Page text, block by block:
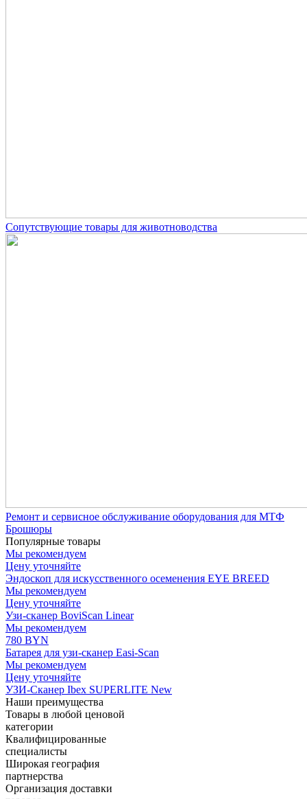
Сопутствующие товары для животноводства
Ремонт и сервисное обслуживание оборудования для МТФ
Брошюры
Популярные товары
Мы рекомендуем
Цену уточняйте
Эндоскоп для искусственного осеменения EYE BREED
Мы рекомендуем
Цену уточняйте
Узи-сканер BoviScan Linear
Мы рекомендуем
780 BYN
Батарея для узи-сканер Easi-Scan
Мы рекомендуем
Цену уточняйте
УЗИ-Сканер Ibex SUPERLITE New
Наши преимущества
Товары в любой ценовой
категории
Квалифицированные
специалисты
Широкая география
партнерства
Организация доставки